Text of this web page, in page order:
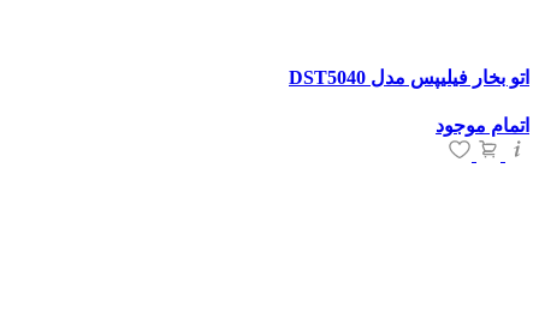
اتو بخار فیلیپس مدل DST5040
اتمام موجود